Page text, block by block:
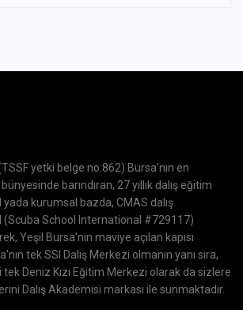
yetki belge no:862) Bursa'nın en
barındıran, 27 yıllık dalış eğitim
kurumsal bazda, CMAS dalış
(Scuba School International #729117)
Yeşil Bursa'nın maviye açılan kapısı
tek SSI Dalış Merkezi olmanın yanı sıra,
Deniz Kızı Eğitim Merkezi olarak da sizlere
Dalış Akademisi markası ile sunmaktadır.